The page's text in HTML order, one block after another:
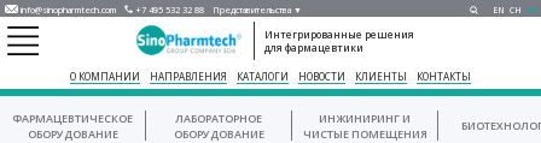
info@sinopharmtech.com +7 495 532 32 88 Представительства ▼ EN CH RU
Интегрированные решения
для фармацевтики
О КОМПАНИИ НАПРАВЛЕНИЯ КАТАЛОГИ НОВОСТИ КЛИЕНТЫ КОНТАКТЫ
ФАРМАЦЕВТИЧЕСКОЕ
ОБОРУДОВАНИЕ
ЛАБОРАТОРНОЕ
ОБОРУДОВАНИЕ
ИНЖИНИРИНГ И
ЧИСТЫЕ ПОМЕЩЕНИЯ